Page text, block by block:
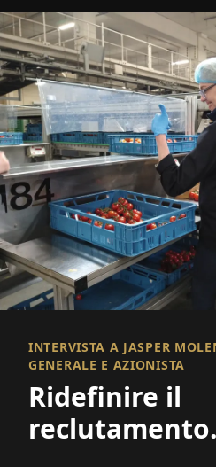
INTERVISTA A JASPER
GENERALE E AZIONISTA
Ridefinire il
reclutamento